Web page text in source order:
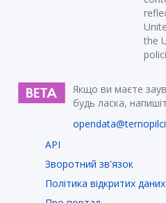
the
Якщо ви маєте
будь ласка,
API
Зворотний зв'язок
Політика відкритих даних